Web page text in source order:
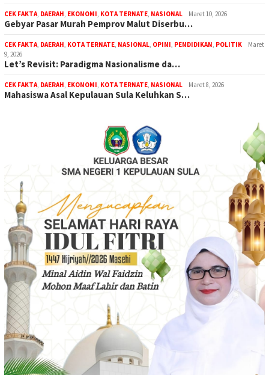
CEK FAKTA, DAERAH, EKONOMI, KOTA TERNATE, NASIONAL Maret 10, 2026
Gebyar Pasar Murah Pemprov Malut Diserbu…
CEK FAKTA, DAERAH, KOTA TERNATE, NASIONAL, OPINI, PENDIDIKAN, POLITIK
Maret
9, 2026
Let’s Revisit: Paradigma Nasionalisme da…
CEK FAKTA, DAERAH, EKONOMI, KOTA TERNATE, NASIONAL Maret 8, 2026
Mahasiswa Asal Kepulauan Sula Keluhkan S…